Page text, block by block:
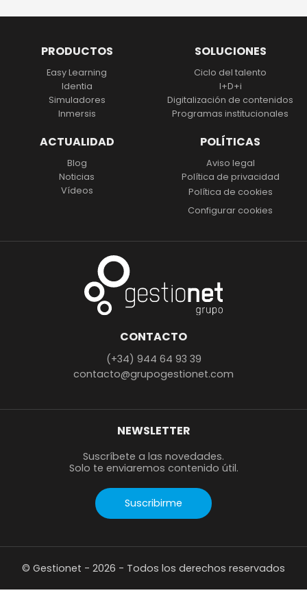
PRODUCTOS
Easy Learning
Identia
Simuladores
Inmersis
SOLUCIONES
Ciclo del talento
I+D+i
Digitalización de contenidos
Programas institucionales
ACTUALIDAD
Blog
Noticias
Vídeos
POLÍTICAS
Aviso legal
Política de privacidad
Política de cookies
Configurar cookies
CONTACTO
(+34) 944 64 93 39
contacto@grupogestionet.com
NEWSLETTER
Suscríbete a las novedades.
Solo te enviaremos contenido útil.
Suscribirme
© Gestionet - 2026 - Todos los derechos reservados